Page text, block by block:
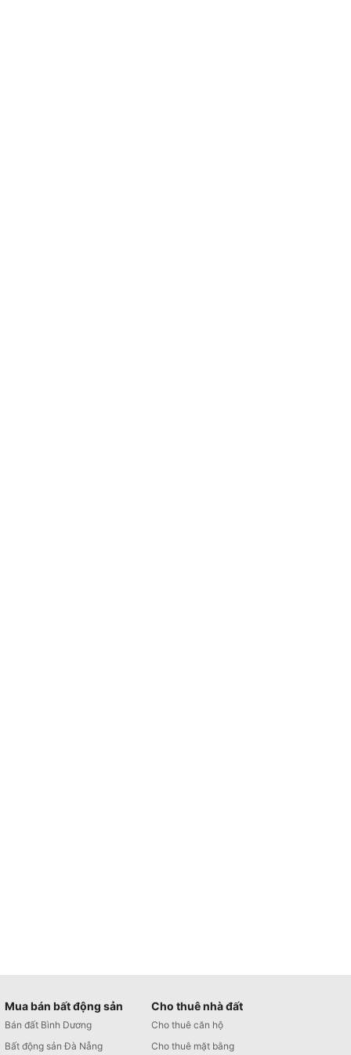
Mua bán bất động sản
Bán đất Bình Dương
Bất động sản Đà Nẵng
Cho thuê nhà đất
Cho thuê căn hộ
Cho thuê mặt bằng